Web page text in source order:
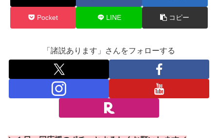
Pocket LINE コピー
「諸説あります」さんをフォローする